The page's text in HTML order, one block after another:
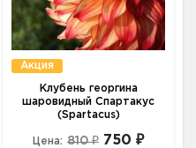
Акция
Клубень георгина
шаровидный Спартакус
(Spartacus)
Цена: 810 ₽ 750 ₽